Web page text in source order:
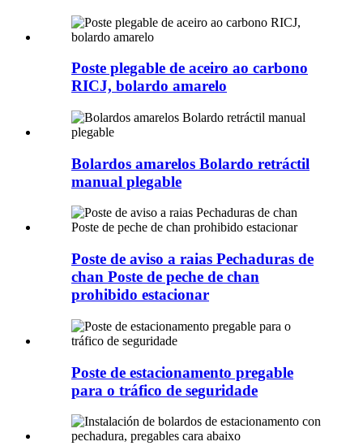
Poste plegable de aceiro ao carbono
RICJ, bolardo amarelo
Bolardos amarelos Bolardo retráctil
manual plegable
Poste de aviso a raias Pechaduras de
chan Poste de peche de chan
prohibido estacionar
Poste de estacionamento pregable
para o tráfico de seguridade